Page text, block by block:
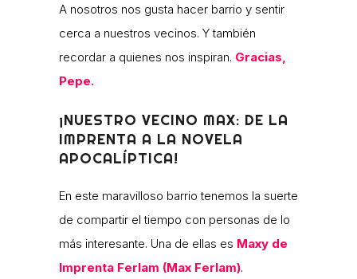
A nosotros nos gusta hacer barrio y sentir
cerca a nuestros vecinos. Y también
recordar a quienes nos inspiran. Gracias,
Pepe.
¡NUESTRO VECINO MAX: DE LA
IMPRENTA A LA NOVELA
APOCALÍPTICA!
En este maravilloso barrio tenemos la suerte
de compartir el tiempo con personas de lo
más interesante. Una de ellas es Maxy de
Imprenta Ferlam (Max Ferlam).